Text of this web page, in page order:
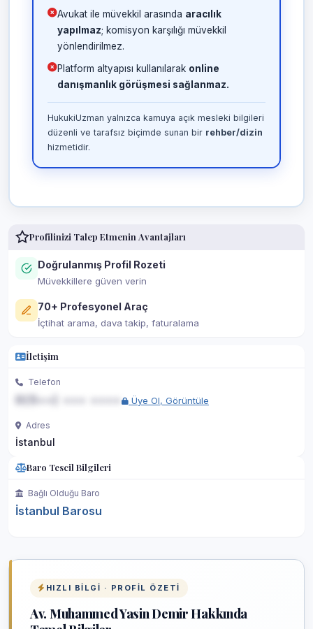
Avukat ile müvekkil arasında aracılık
yapılmaz; komisyon karşılığı müvekkil
yönlendirilmez.
Platform altyapısı kullanılarak online
danışmanlık görüşmesi sağlanmaz.
HukukiUzman yalnızca kamuya açık mesleki bilgileri
düzenli ve tarafsız biçimde sunan bir rehber/dizin
hizmetidir.
Profilinizi Talep Etmenin Avantajları
Doğrulanmış Profil Rozeti
Müvekkillere güven verin
70+ Profesyonel Araç
İçtihat arama, dava takip, faturalama
İletişim
Telefon
Üye Ol, Görüntüle
Adres
İstanbul
Baro Tescil Bilgileri
Bağlı Olduğu Baro
İstanbul Barosu
HIZLI BILGI · PROFIL ÖZETI
Av. Muhammed Yasin Demir Hakkında